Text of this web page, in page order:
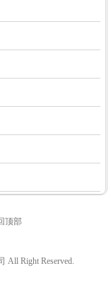
顶部
Right Reserved.